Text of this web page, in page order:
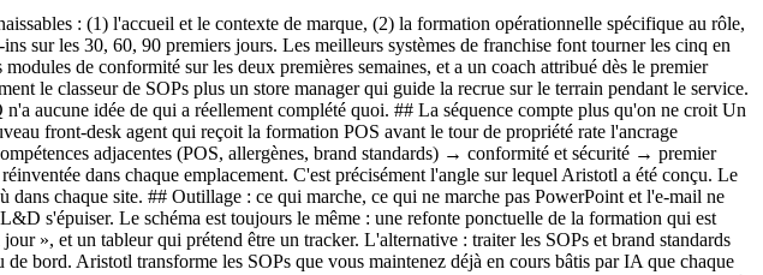
: (1) l'accueil et le contexte de marque, (2) la formation opérationnelle spécifique au rôle,
sur les 30, 60, 90 premiers jours. Les meilleurs systèmes de franchise font tourner les cinq en
de conformité sur les deux premières semaines, et a un coach attribué dès le premier
le classeur de SOPs plus un store manager qui guide la recrue sur le terrain pendant le service.
aucune idée de qui a réellement complété quoi. ## La séquence compte plus qu'on ne croit Un
front-desk agent qui reçoit la formation POS avant le tour de propriété rate l'ancrage
adjacentes (POS, allergènes, brand standards) → conformité et sécurité → premier
dans chaque emplacement. C'est précisément l'angle sur lequel Aristotl a été conçu. Le
chaque site. ## Outillage : ce qui marche, ce qui ne marche pas PowerPoint et l'e-mail ne
s'épuiser. Le schéma est toujours le même : une refonte ponctuelle de la formation qui est
», et un tableur qui prétend être un tracker. L'alternative : traiter les SOPs et brand standards
bord. Aristotl transforme les SOPs que vous maintenez déjà en cours bâtis par IA que chaque